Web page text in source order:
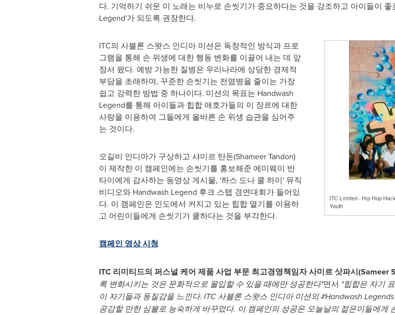
다. 기억하기 쉬운 이 노래는 비누로 손씻기가 중요하다는 것을 강조하고 아이들이
Legend'가 되도록 권장한다.
ITC Limited - Hip Hop
Youth
ITC의 사블론 스왓스 인디아 미션은 독창적인 방식과 프로
그램을 통해 손 위생에 대한 행동 변화를 이끌어 내는 데 앞
장서 왔다. 예방 가능한 질병은 우리나라에 상당한 경제적
부담을 초래하며, 꾸준한 손씻기는 전염병을 줄이는 가장
쉽고 강력한 방법 중 하나이다. 미션의 목표는 Handwash
Legend를 통해 아이들과 힙합 애호가들의 이 장르에 대한
사랑을 이용하여 그들에게 올바른 손 위생 습관을 심어주
는 것이다.
오길비 인디아가 구상하고 샤미르 탄돈(Shameer Tandon)
이 제작한 이 캠페인에는 손씻기를 홍보해준 에미웨이 반
타이에게 감사하는 동영상 게시물, '하스 도나 쿨 하이' 뮤직
비디오와 Handwash Legend 후크 스텝 경연대회가 들어있
다. 이 캠페인은 인도에서 커지고 있는 힙합 열기를 이용하
고 어린이들에게 손씻기가 쿨하다는 것을 부각한다.
캠페인 영상 시청
ITC 리미티드의 퍼스널 케어 제품 사업 부문 최고경영책임자 사미르 삿파시(Sameer
록 변화시키는 것은 문화적으로 몰입할 수 있을 때에만 성공한다"면서 "힙합은 자기
이 자기들과 동질감을 느낀다. ITC 사블론 스왓스 인디아 미션의 #Handwash
공감할 만한 심볼로 능숙하게 바꾸었다. 이 캠페인의 성공은 오늘날의 젊은이들에게